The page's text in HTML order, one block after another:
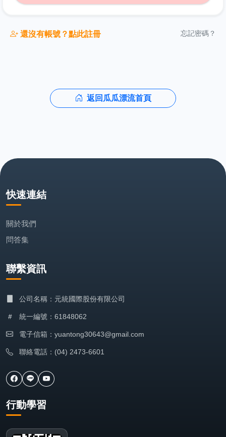
還沒有帳號？點此註冊 忘記密碼？
返回瓜瓜漂流首頁
快速連結
關於我們
問答集
聯繫資訊
公司名稱：元統國際股份有限公司
統一編號：61848062
電子信箱：yuantong30643@gmail.com
聯絡電話：(04) 2473-6601
行動學習